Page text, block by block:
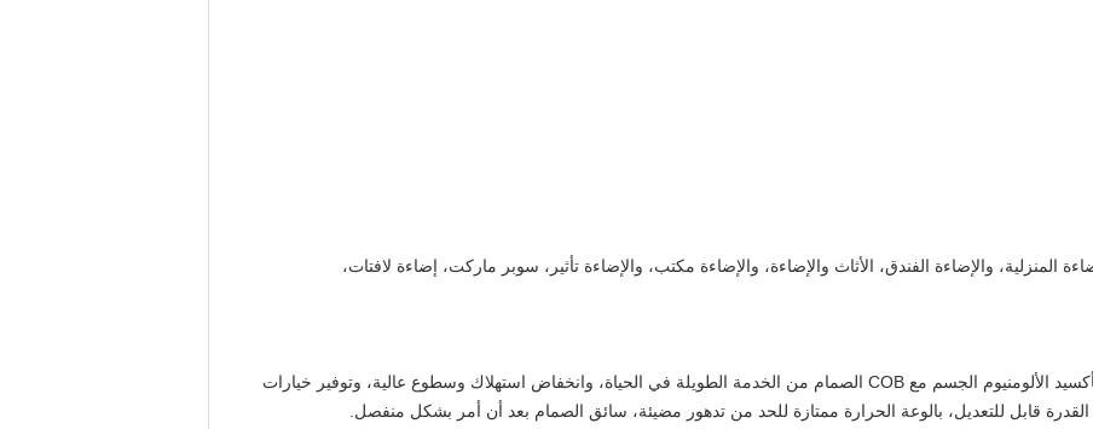
المنزلية، والإضاءة الفندق، الأثاث والإضاءة، والإضاءة مكتب، والإضاءة تأثير، سوبر ماركت، إضاءة لافتات،
قابل للتعديل راحة LED الأضواء التي أدلى بها بأكسيد الألومنيوم الجسم مع COB الصمام من الخدمة الطويلة في الحياة، وانخفاض استهلاك وسطوع عالية، وتوفير خيارات